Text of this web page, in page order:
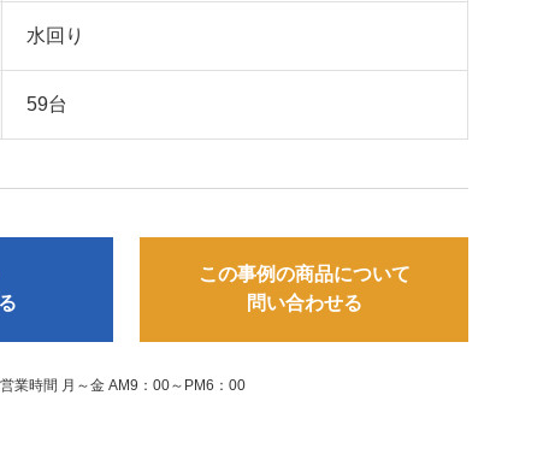
水回り
59台
この事例の商品について
問い合わせる
営業時間 月～金 AM9：00～PM6：00